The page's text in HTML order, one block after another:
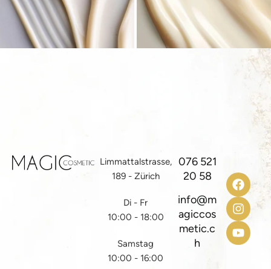
Limmattalstrasse,
189 - Zürich
Di - Fr
10:00 - 18:00
Samstag
10:00 - 16:00
076 521
20 58
info@m
agiccos
metic.c
h